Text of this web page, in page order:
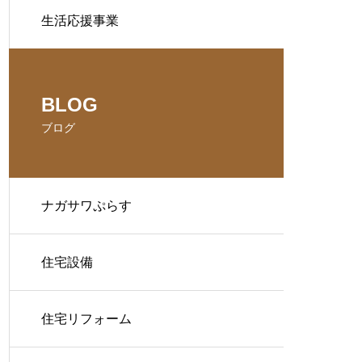
生活応援事業
BLOG
ブログ
ナガサワぷらす
住宅設備
住宅リフォーム